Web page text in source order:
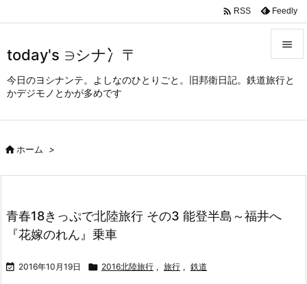
today's ∋シナ冫〒
今日のヨシナンテ。よしなのひとりごと。旧邦衛日記。鉄道旅行と
かデジモノとかが多めです


メニュ
サイド

 RSS Feedly
ホーム >
青春18きっぷで北陸旅行 その3 能登半島～福井へ
『花嫁のれん』乗車
 2016年10月19日  2016北陸旅行 , 旅行 , 鉄道